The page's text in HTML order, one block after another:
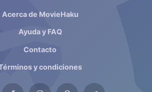
Acerca de MovieHaku
Ayuda y FAQ
Contacto
y condiciones